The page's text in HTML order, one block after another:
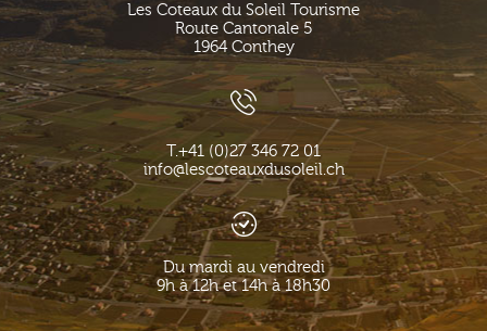
Les Coteaux du Soleil Tourisme
Route Cantonale 5
1964 Conthey
T.+41 (0)27 346 72 01
info@lescoteauxdusoleil.ch
Du mardi au vendredi
9h à 12h et 14h à 18h30